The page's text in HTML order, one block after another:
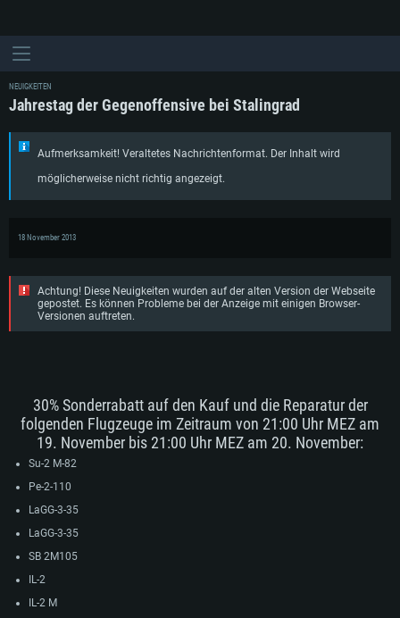
NEUIGKEITEN
Jahrestag der Gegenoffensive bei Stalingrad
Aufmerksamkeit! Veraltetes Nachrichtenformat. Der Inhalt wird
möglicherweise nicht richtig angezeigt.
18 November 2013
Achtung! Diese Neuigkeiten wurden auf der alten Version der Webseite
gepostet. Es können Probleme bei der Anzeige mit einigen Browser-
Versionen auftreten.
30% Sonderrabatt auf den Kauf und die Reparatur der
folgenden Flugzeuge im Zeitraum von 21:00 Uhr MEZ am
19. November bis 21:00 Uhr MEZ am 20. November:
Su-2 M-82
Pe-2-110
LaGG-3-35
LaGG-3-35
SB 2M105
IL-2
IL-2 М